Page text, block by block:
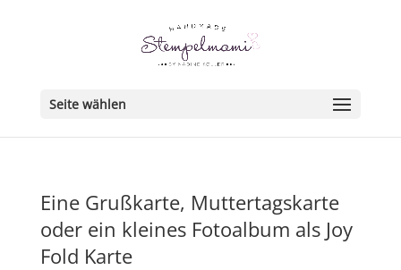
Seite wählen
Eine Grußkarte, Muttertagskarte
oder ein kleines Fotoalbum als Joy
Fold Karte